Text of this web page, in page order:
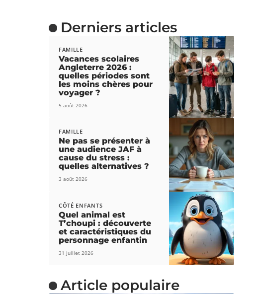
Derniers articles
FAMILLE
Vacances scolaires
Angleterre 2026 :
quelles périodes sont
les moins chères pour
voyager ?
5 août 2026
FAMILLE
Ne pas se présenter à
une audience JAF à
cause du stress :
quelles alternatives ?
3 août 2026
CÔTÉ ENFANTS
Quel animal est
T’choupi : découverte
et caractéristiques du
personnage enfantin
31 juillet 2026
Article populaire